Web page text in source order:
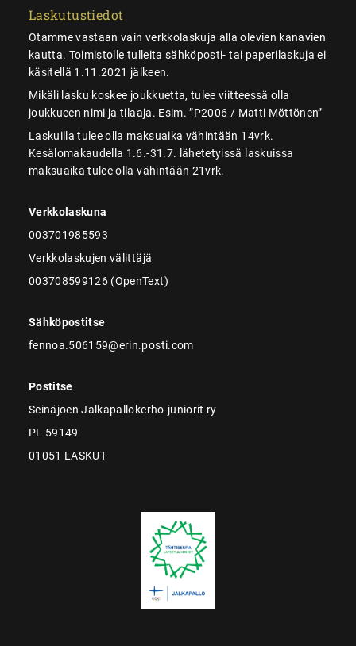
Laskutustiedot
Otamme vastaan vain verkkolaskuja alla olevien kanavien
kautta. Toimistolle tulleita sähköposti- tai paperilaskuja ei
käsitellä 1.11.2021 jälkeen.
Mikäli lasku koskee joukkuetta, tulee viitteessä olla
joukkueen nimi ja tilaaja. Esim. ”P2006 / Matti Möttönen”
Laskuilla tulee olla maksuaika vähintään 14vrk.
Kesälomakaudella 1.6.-31.7. lähetetyissä laskuissa
maksuaika tulee olla vähintään 21vrk.
Verkkolaskuna
003701985593
Verkkolaskujen välittäjä
003708599126 (OpenText)
Sähköpostitse
fennoa.506159@erin.posti.com
Postitse
Seinäjoen Jalkapallokerho-juniorit ry
PL 59149
01051 LASKUT